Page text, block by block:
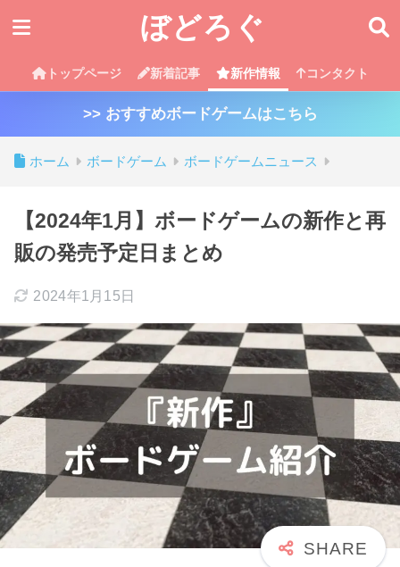
ぼどろぐ
トップページ 新着記事 新作情報 コンタクト
>> おすすめボードゲームはこちら
ホーム ボードゲーム ボードゲームニュース
【2024年1月】ボードゲームの新作と再
販の発売予定日まとめ
2024年1月15日